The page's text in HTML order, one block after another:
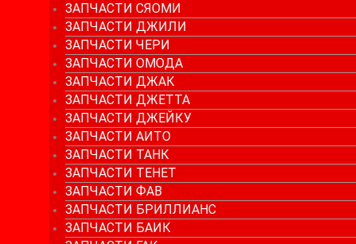
ЗАПЧАСТИ СЯОМИ
ЗАПЧАСТИ ДЖИЛИ
ЗАПЧАСТИ ЧЕРИ
ЗАПЧАСТИ ОМОДА
ЗАПЧАСТИ ДЖАК
ЗАПЧАСТИ ДЖЕТТА
ЗАПЧАСТИ ДЖЕЙКУ
ЗАПЧАСТИ АИТО
ЗАПЧАСТИ ТАНК
ЗАПЧАСТИ ТЕНЕТ
ЗАПЧАСТИ ФАВ
ЗАПЧАСТИ БРИЛЛИАНС
ЗАПЧАСТИ БАИК